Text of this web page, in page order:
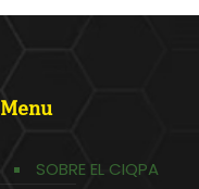
Menu
SOBRE EL CIQPA